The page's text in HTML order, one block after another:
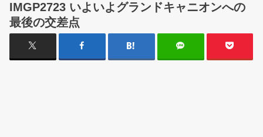
IMGP2723 いよいよグランドキャニオンへの
最後の交差点